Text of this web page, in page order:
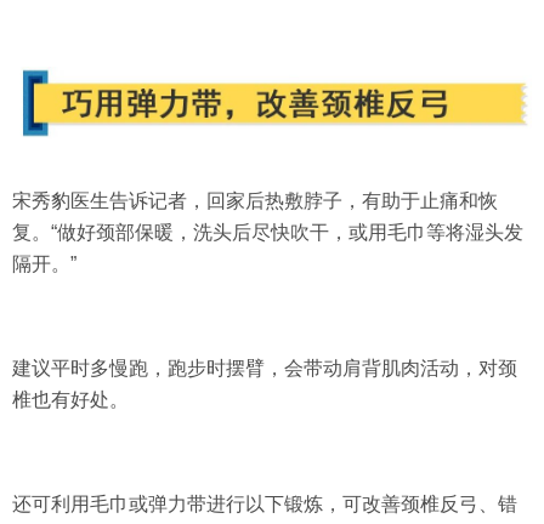
宋秀豹医生告诉记者， 回家后热敷脖子 ，有助于止痛和恢
复。“做好颈部保暖，洗头后尽快吹干，或用毛巾等将湿头发
隔开。”
建议平时多慢跑，跑步时摆臂， 会带动肩背肌肉活动，对颈
椎也有好处。
还可利用毛巾或弹力带进行以下锻炼，可改善颈椎反弓、错